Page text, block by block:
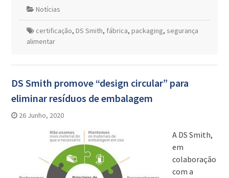
Notícias
certificação, DS Smith, fábrica, packaging, segurança
alimentar
DS Smith promove “design circular” para
eliminar resíduos de embalagem
26 Junho, 2020
A DS Smith,
em
colaboração
com a